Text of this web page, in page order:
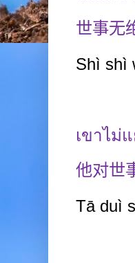
世事无
Shì shì
เขาไม่
他对世
Tā duì